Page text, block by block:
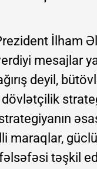
İlham
mesajlar
deyil,
maraqlar,
təşkil